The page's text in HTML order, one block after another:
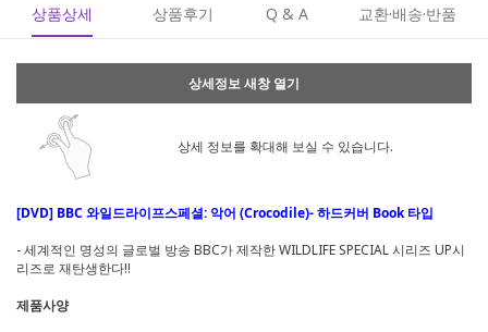
상품상세 상품후기 Q & A 교환·배송·반품
상세정보 새창 열기
상세 정보를 확대해 보실 수 있습니다.
[DVD] BBC 와일드라이프스페셜: 악어 (Crocodile)- 하드커버 Book 타입
-세계적인 명성의 글로벌 방송 BBC가 제작한 WILDLIFE SPECIAL 시리즈 UP시
리즈로 재탄생한다!!
제품사양